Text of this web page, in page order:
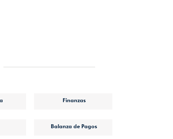
Finanzas
Balanza de Pagos